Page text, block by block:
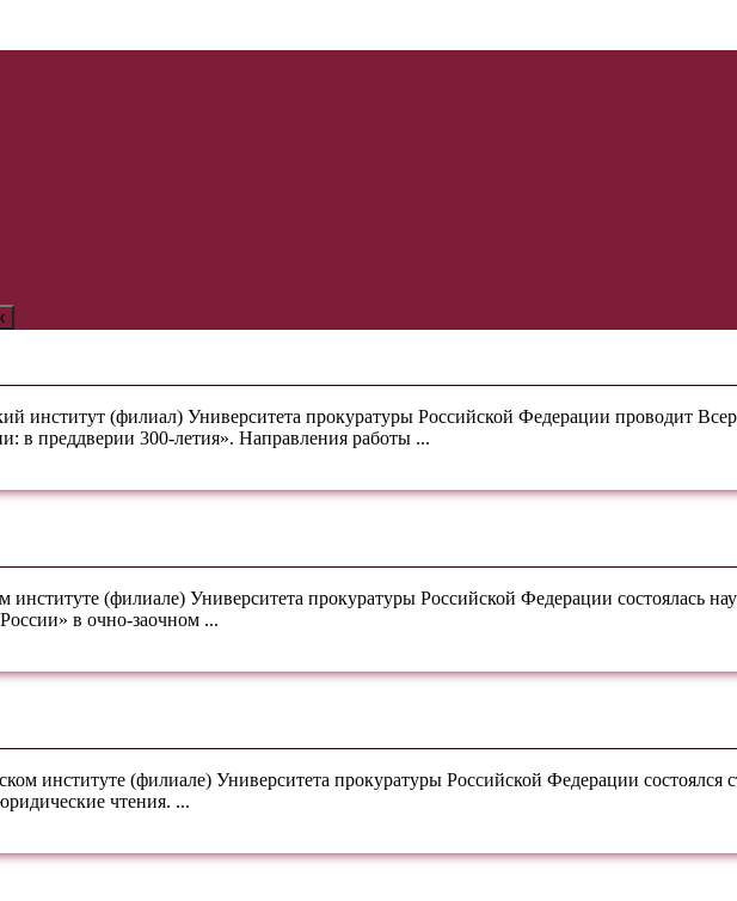
институт (филиал) Университета прокуратуры Российской Федерации проводит
в преддверии 300-летия». Направления работы ...
(филиале) Университета прокуратуры Российской Федерации состоялась
в очно-заочном ...
институте (филиале) Университета прокуратуры Российской Федерации состоялся
чтения. ...